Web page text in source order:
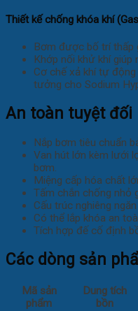
Thiết kế chống khóa khí
Bơm được bố trí thấp
Khớp nối khử khí giúp
Cơ chế xả khí tự
tưởng cho Sodium
An toàn tuyệt đối
Nắp bơm tiêu chuẩn
Van hút lớn kèm lưới
bơm.
Miệng cấp hóa chất
Tấm chắn chống nhỏ
Cấu trúc nghiêng
Có thể lắp khóa an
Tích hợp đế cố định
Các dòng sản
Mã sản
phẩm
Dung tích
bồn